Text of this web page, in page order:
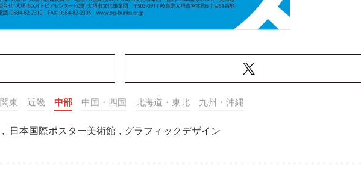
関東 近畿 中部 中国・四国 北海道・東北 九州・沖縄
, 日本国際ポスター美術館 , グラフィックデザイン